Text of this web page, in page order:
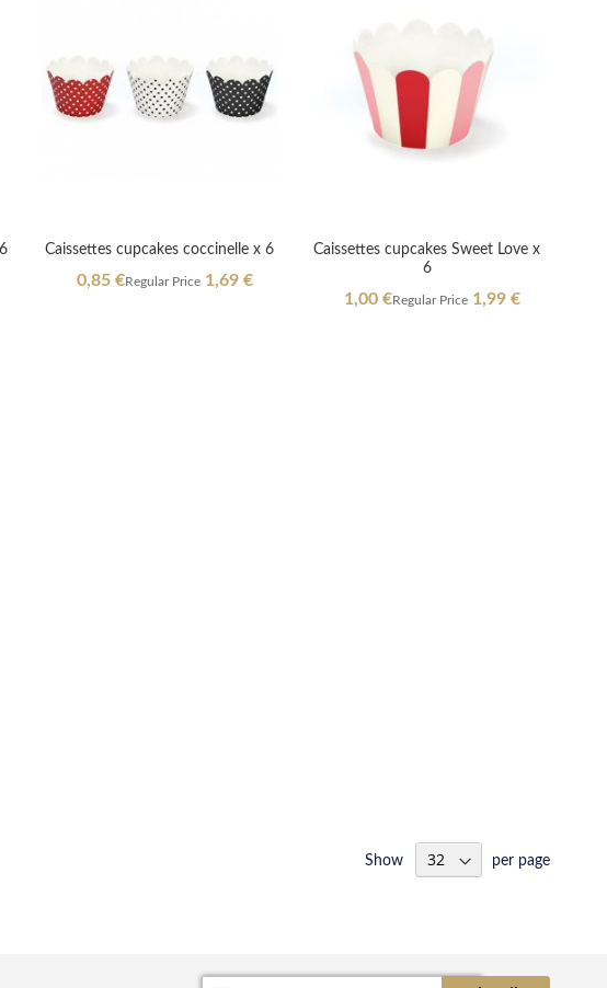
Caissettes cupcakes coccinelle x 6
Special
Price
0,85 €Regular Price 1,69 €
Caissettes cupcakes Sweet Love x
6
Special
Price
1,00 €Regular Price 1,99 €
Show per page